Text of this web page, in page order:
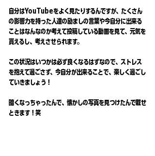
自分はYouTubeをよく見たりするんですが、たくさん
の影響力を持った人達の励ましの言葉や今自分に出来る
ことはなんなのか考えて投稿している動画を見て、元気を
貰えるし、考えさせられます。
この状況はいつかは必ず良くなるはずなので、ストレス
を抱えて過ごさず、今自分が出来ることで、楽しく過ごし
ていきましょう！
暗くなっちゃったんで、懐かしの写真を見つけたんで載せ
ときます！笑